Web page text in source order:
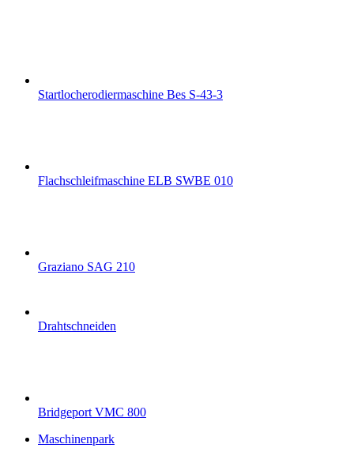
Startlocherodiermaschine Bes S-43-3
Flachschleifmaschine ELB SWBE 010
Graziano SAG 210
Drahtschneiden
Bridgeport VMC 800
Maschinenpark